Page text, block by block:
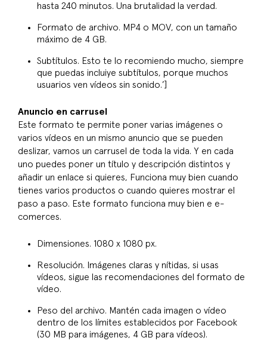
hasta 240 minutos. Una brutalidad la verdad.
Formato de archivo. MP4 o MOV, con un tamaño
máximo de 4 GB.
Subtítulos. Esto te lo recomiendo mucho, siempre
que puedas incluiye subtítulos, porque muchos
usuarios ven vídeos sin sonido.’]
Anuncio en carrusel
Este formato te permite poner varias imágenes o
varios vídeos en un mismo anuncio que se pueden
deslizar, vamos un carrusel de toda la vida. Y en cada
uno puedes poner un título y descripción distintos y
añadir un enlace si quieres, Funciona muy bien cuando
tienes varios productos o cuando quieres mostrar el
paso a paso. Este formato funciona muy bien e e-
comerces.
Dimensiones. 1080 x 1080 px.
Resolución. Imágenes claras y nítidas, si usas
vídeos, sigue las recomendaciones del formato de
vídeo.
Peso del archivo. Mantén cada imagen o vídeo
dentro de los límites establecidos por Facebook
(30 MB para imágenes, 4 GB para vídeos).